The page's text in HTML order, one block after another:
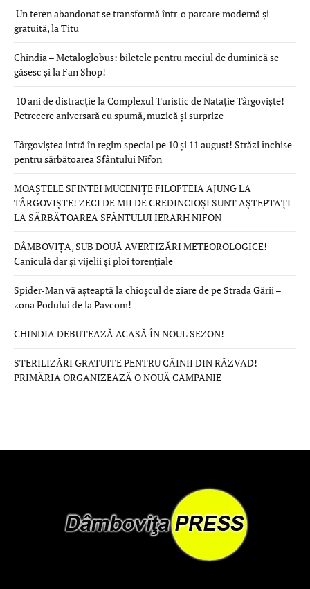
Un teren abandonat se transformă într-o parcare modernă și
gratuită, la Titu
Chindia – Metaloglobus: biletele pentru meciul de duminică se
găsesc și la Fan Shop!
10 ani de distracție la Complexul Turistic de Natație Târgoviște!
Petrecere aniversară cu spumă, muzică și surprize
Târgoviștea intră în regim special pe 10 și 11 august! Străzi închise
pentru sărbătoarea Sfântului Nifon
MOAȘTELE SFINTEI MUCENIȚE FILOFTEIA AJUNG LA
TÂRGOVIȘTE! ZECI DE MII DE CREDINCIOȘI SUNT AȘTEPTAȚI
LA SĂRBĂTOAREA SFÂNTULUI IERARH NIFON
DÂMBOVIȚA, SUB DOUĂ AVERTIZĂRI METEOROLOGICE!
Caniculă dar și vijelii și ploi torențiale
Spider-Man vă așteaptă la chioșcul de ziare de pe Strada Gării –
zona Podului de la Pavcom!
CHINDIA DEBUTEAZĂ ACASĂ ÎN NOUL SEZON!
STERILIZĂRI GRATUITE PENTRU CÂINII DIN RĂZVAD!
PRIMĂRIA ORGANIZEAZĂ O NOUĂ CAMPANIE